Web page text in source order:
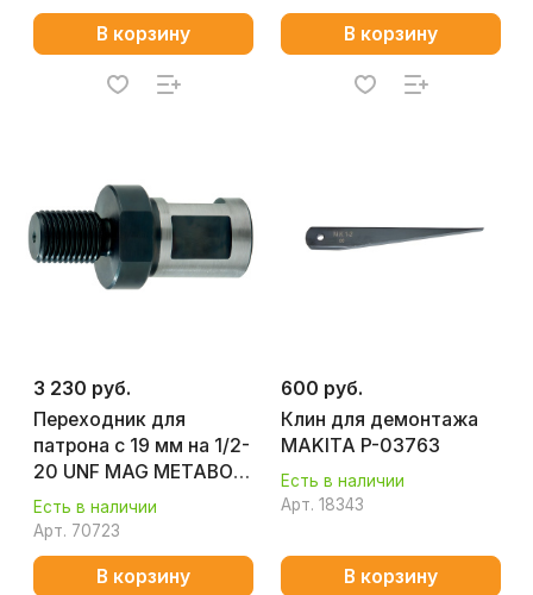
В корзину В корзину
3 230 руб.
Переходник для
патрона с 19 мм на 1/2-
20 UNF MAG METABO
626611000
Есть в наличии
Арт. 70723
В корзину
600 руб.
Клин для демонтажа
MAKITA P-03763
Есть в наличии
Арт. 18343
В корзину